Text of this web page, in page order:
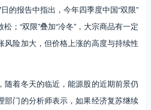
的报告中指出，今年四季度中国“双限”
；“双限”叠加“冷冬”，大宗商品有一定
风险加大，但价格上涨的高度与持续性
随着冬天的临近，能源股的近期前景仍
部门的分析师表示，如果经济复苏继续